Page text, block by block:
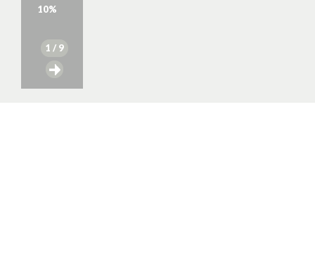
10%
1 / 9